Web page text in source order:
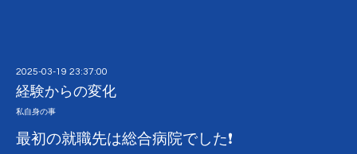
2025-03-19 23:37:00
経験からの変化
私自身の事
最初の就職先は総合病院でした❗